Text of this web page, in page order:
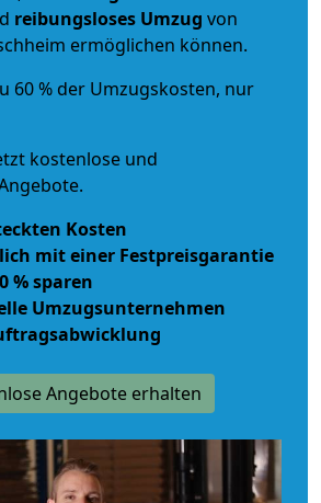
reibungsloses Umzug von
ermöglichen können.
60 % der Umzugskosten, nur
kostenlose und
Kosten
mit einer Festpreisgarantie
% sparen
Umzugsunternehmen
Angebote erhalten